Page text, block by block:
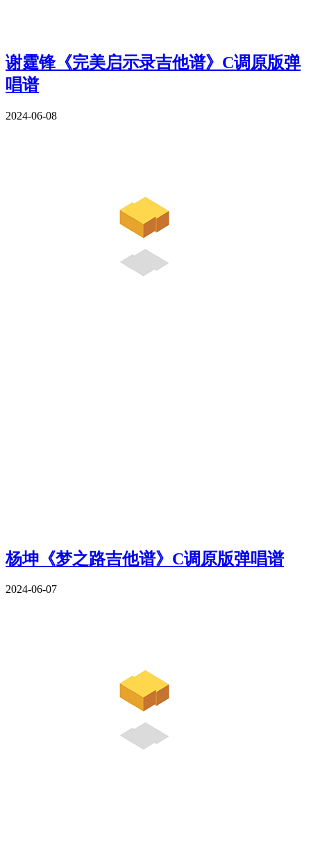
谢霆锋《完美启示录吉他谱》C调原版弹
唱谱
2024-06-08
杨坤《梦之路吉他谱》C调原版弹唱谱
2024-06-07